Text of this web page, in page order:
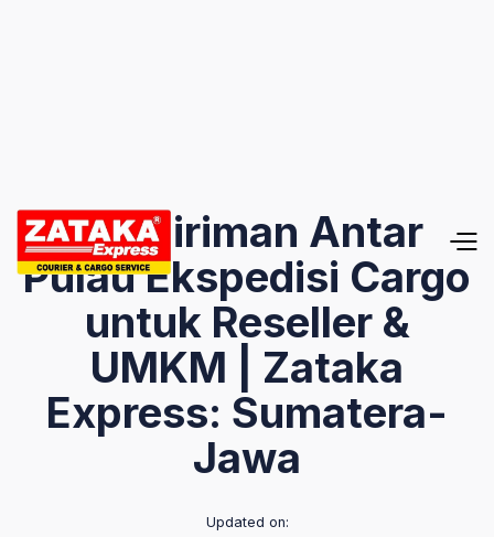
Pengiriman Antar
Pulau Ekspedisi Cargo
untuk Reseller &
UMKM | Zataka
Express: Sumatera-
Jawa
Updated on: